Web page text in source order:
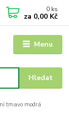
Menu
Hledat
0 ks
za 0,00 Kč
tmavo modrá